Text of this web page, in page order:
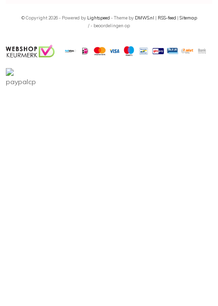
© Copyright 2026 - Powered by Lightspeed - Theme by DMWS.nl | RSS-feed | Sitemap
/- beoordelingen op